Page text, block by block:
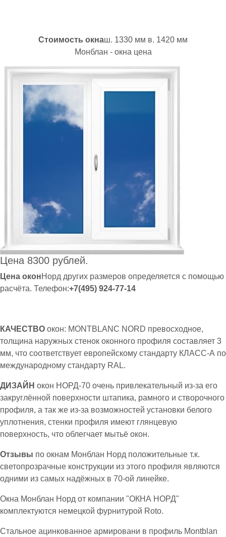
Стоимость окнаш. 1330 мм в. 1420 мм
Монблан - окна цена
Цена 8300 рублей.
Цена оконНорд других размеров определяется с помощью
расчёта. Телефон:+7(495) 924-77-14
КАЧЕСТВО окон: MONTBLANC NORD превосходное,
толщина наружных стенок оконного профиля составляет 3
мм, что соответствует европейскому стандарту КЛАСС-А по
международному стандарту RAL.
ДИЗАЙН окон НОРД-70 очень привлекательный из-за его
закруглённой поверхности штапика, рамного и створочного
профиля, а так же из-за возможностей установки белого
уплотнения, стенки профиля имеют глянцевую
поверхность, что облегчает мытьё окон.
Отзывы по окнам Монблан Норд положительные т.к.
светопрозрачные конструкции из этого профиля являются
одними из самых надёжных в 70-ой линейке.
Окна Монблан Норд от компании "ОКНА НОРД"
комплектуются немецкой фурнитурой Roto.
Стальное ацинкованное армировани в профиль Montblan